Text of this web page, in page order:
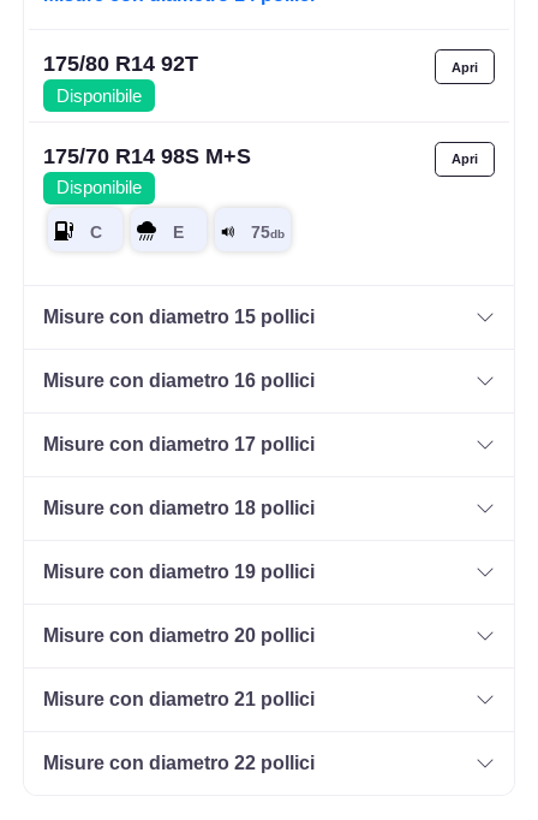
175/80 R14 92T
Disponibile
175/70 R14 98S M+S
Disponibile
Misure con diametro 15 pollici
Misure con diametro 16 pollici
Misure con diametro 17 pollici
Misure con diametro 18 pollici
Misure con diametro 19 pollici
Misure con diametro 20 pollici
Misure con diametro 21 pollici
Misure con diametro 22 pollici